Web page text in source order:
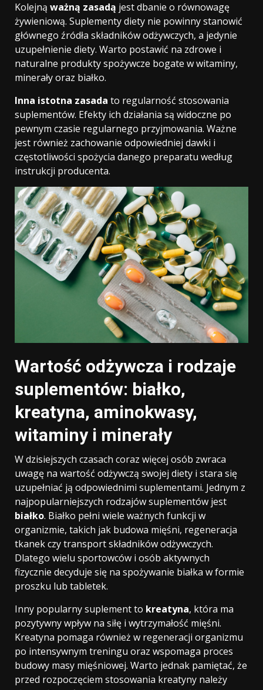
Kolejną ważną zasadą jest dbanie o równowagę
żywieniową. Suplementy diety nie powinny stanowić
głównego źródła składników odżywczych, a jedynie
uzupełnienie diety. Warto postawić na zdrowe i
naturalne produkty spożywcze bogate w witaminy,
minerały oraz białko.
Inna istotna zasada to regularność stosowania
suplementów. Efekty ich działania są widoczne po
pewnym czasie regularnego przyjmowania. Ważne
jest również zachowanie odpowiedniej dawki i
częstotliwości spożycia danego preparatu według
instrukcji producenta.
Wartość odżywcza i rodzaje
suplementów: białko,
kreatyna, aminokwasy,
witaminy i minerały
W dzisiejszych czasach coraz więcej osób zwraca
uwagę na wartość odżywczą swojej diety i stara się
uzupełniać ją odpowiednimi suplementami. Jednym z
najpopularniejszych rodzajów suplementów jest
białko. Białko pełni wiele ważnych funkcji w
organizmie, takich jak budowa mięśni, regeneracja
tkanek czy transport składników odżywczych.
Dlatego wielu sportowców i osób aktywnych
fizycznie decyduje się na spożywanie białka w formie
proszku lub tabletek.
Inny popularny suplement to kreatyna, która ma
pozytywny wpływ na siłę i wytrzymałość mięśni.
Kreatyna pomaga również w regeneracji organizmu
po intensywnym treningu oraz wspomaga proces
budowy masy mięśniowej. Warto jednak pamiętać, że
przed rozpoczęciem stosowania kreatyny należy